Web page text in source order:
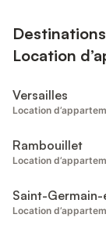
Location
Versailles
Location
Rambouillet
Location
Saint-Germain-
Location